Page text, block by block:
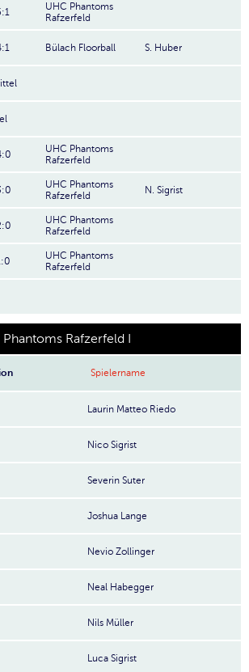
UHC Phantoms
Rafzerfeld
Bülach Floorball S. Huber
UHC Phantoms
Rafzerfeld
UHC Phantoms
Rafzerfeld
N. Sigrist
UHC Phantoms
Rafzerfeld
UHC Phantoms
Rafzerfeld
Rafzerfeld I
Spielername
Laurin Matteo Riedo
Nico Sigrist
Severin Suter
Joshua Lange
Nevio Zollinger
Neal Habegger
Nils Müller
Luca Sigrist